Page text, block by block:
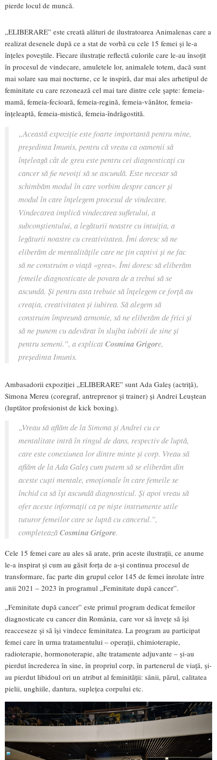
pierde locul de muncă.
„ELIBERARE” este creată alături de ilustratoarea Animalenas care a
realizat desenele după ce a stat de vorbă cu cele 15 femei și le-a
înțeles poveștile. Fiecare ilustrație reflectă culorile care le-au însoțit
în procesul de vindecare, amuletele lor, animalele totem, dacă sunt
mai solare sau mai nocturne, ce le inspiră, dar mai ales arhetipul de
feminitate cu care rezonează cel mai tare dintre cele șapte: femeia-
mamă, femeia-fecioară, femeia-regină, femeia-vânător, femeia-
înțeleaptă, femeia-mistică, femeia-îndrăgostită.
„Această expoziție este foarte importantă pentru mine,
președinta Imunis, pentru că vreau ca oamenii să
înțeleagă cât de greu este pentru cei diagnosticați cu
cancer să fie nevoiți să se ascundă. Este necesar să
schimbăm modul în care vorbim despre cancer și
modul în care înțelegem procesul de vindecare.
Vindecarea implică vindecarea sufletului, a
subconștientului, a legăturii noastre cu intuiția, a
legăturii noastre cu creativitatea. Îmi doresc să ne
eliberăm de mentalitățile care ne țin captivi și ne fac
să ne construim o viață «grea». Îmi doresc să eliberăm
femeile diagnosticate de povara de a trebui să se
ascundă. Și pentru asta trebuie să înțelegem ce forță au
creația, creativitatea și iubirea. Să alegem să
construim împreună armonie, să ne eliberăm de frici și
să ne punem cu adevărat în slujba iubirii de sine și
pentru semeni.”, a explicatCosmina Grigore,
președinta Imunis.
Ambasadorii expoziției „ELIBERARE” sunt Ada Galeș (actriță),
Simona Mereu (coregraf, antreprenor și trainer) și Andrei Leuștean
(luptător profesionist de kick boxing).
„Vreau să aflăm de la Simona și Andrei cu ce
mentalitate intră în ringul de dans, respectiv de luptă,
care este conexiunea lor dintre minte și corp. Vreau să
aflăm de la Ada Galeș cum putem să se eliberăm din
aceste cuști mentale, emoționale în care femeile se
închid ca să își ascundă diagnosticul. Și apoi vreau să
ofer aceste informații ca pe niște instrumente utile
tuturor femeilor care se luptă cu cancerul.”,
completeazăCosmina Grigore.
Cele 15 femei care au ales să arate, prin aceste ilustrații, ce anume
le-a inspirat și cum au găsit forța de a-și continua procesul de
transformare, fac parte din grupul celor 145 de femei înrolate între
anii 2021 – 2023 în programul „Feminitate după cancer”.
„Feminitate după cancer” este primul program dedicat femeilor
diagnosticate cu cancer din România, care vor să învețe să își
reacceseze și să își vindece feminitatea. La program au participat
femei care în urma tratamentului – operații, chimioterapie,
radioterapie, hormonoterapie, alte tratamente adjuvante – și-au
pierdut încrederea în sine, în propriul corp, în partenerul de viață, și-
au pierdut libidoul ori un atribut al feminității: sânii, părul, calitatea
pielii, unghiile, dantura, suplețea corpului etc.